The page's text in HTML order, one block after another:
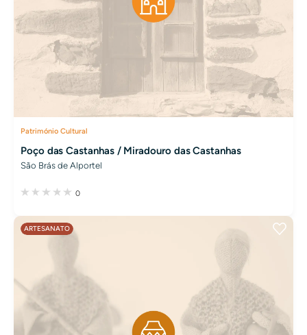
Património Cultural
Poço das Castanhas / Miradouro das Castanhas
São Brás de Alportel
0
ARTESANATO